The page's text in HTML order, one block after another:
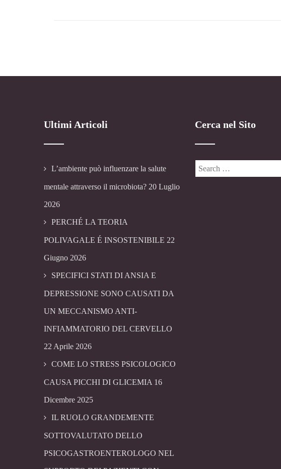
Ultimi Articoli
L’ambiente può influenzare la salute
mentale attraverso il microbiota? 20 Luglio
2026
PERCHÉ LA TEORIA
POLIVAGALE É INSOSTENIBILE 22
Giugno 2026
SPECIFICI STATI DI ANSIA E
DEPRESSIONE SONO CAUSATI DA
UN MECCANISMO ANTI-
INFIAMMATORIO DEL CERVELLO
22 Aprile 2026
COME LO STRESS PSICOLOGICO
CAUSA PICCHI DI GLICEMIA 16
Dicembre 2025
IL RUOLO GRANDEMENTE
SOTTOVALUTATO DELLO
PSICOGASTROENTEROLOGO NEL
Cerca nel Sito